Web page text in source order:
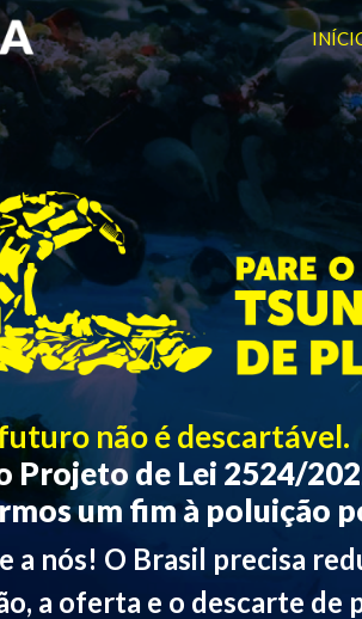
não é descartável.
Projeto de Lei 2524/
um fim à poluição
a nós! O Brasil precisa
a oferta e o descarte de